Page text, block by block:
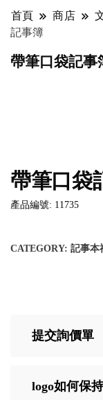
首頁 商店
記事簿
帶筆口袋記事
帶筆口袋
產品編號: 11735
CATEGORY: 記事本
提交詢價單
logo如何保